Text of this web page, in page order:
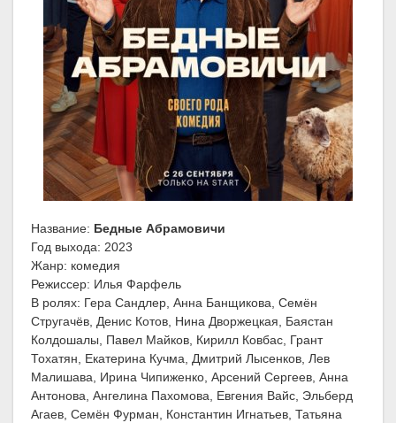
Название: Бедные Абрамовичи
Год выхода: 2023
Жанр: комедия
Режиссер: Илья Фарфель
В ролях: Гера Сандлер, Анна Банщикова, Семён
Стругачёв, Денис Котов, Нина Дворжецкая, Баястан
Колдошалы, Павел Майков, Кирилл Ковбас, Грант
Тохатян, Екатерина Кучма, Дмитрий Лысенков, Лев
Малишава, Ирина Чипиженко, Арсений Сергеев, Анна
Антонова, Ангелина Пахомова, Евгения Вайс, Эльберд
Агаев, Семён Фурман, Константин Игнатьев, Татьяна